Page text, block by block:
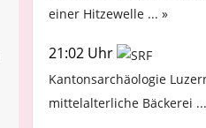
einer Hitzewelle ... »
21:02 Uhr
Kantonsarchäologie
mittelalterliche Bäckerei